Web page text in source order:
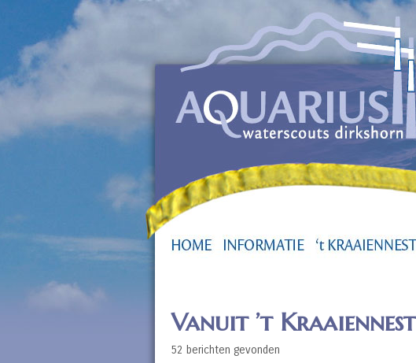
Vanuit ’t Kraaiennest
52 berichten gevonden